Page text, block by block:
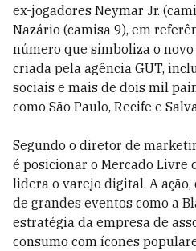
ex-jogadores Neymar Jr.
Nazário (camisa 9), em
número que simboliza o novo
criada pela agência GUT,
sociais e mais de dois mil
como São Paulo, Recife e
Segundo o diretor de
é posicionar o Mercado Livre
lidera o varejo digital. A
de grandes eventos como a
estratégia da empresa de
consumo com ícones